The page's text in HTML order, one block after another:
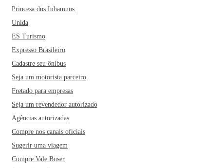
Princesa dos Inhamuns
Unida
ES Turismo
Expresso Brasileiro
Cadastre seu ônibus
Seja um motorista parceiro
Fretado para empresas
Seja um revendedor autorizado
Agências autorizadas
Compre nos canais oficiais
Sugerir uma viagem
Compre Vale Buser